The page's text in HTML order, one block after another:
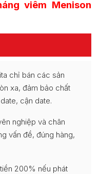
viêm Menison
chỉ bán các sản
xa, đảm bảo chất
cận date.
nghiệp và chân
vấn đề, đúng hàng,
200% nếu phát